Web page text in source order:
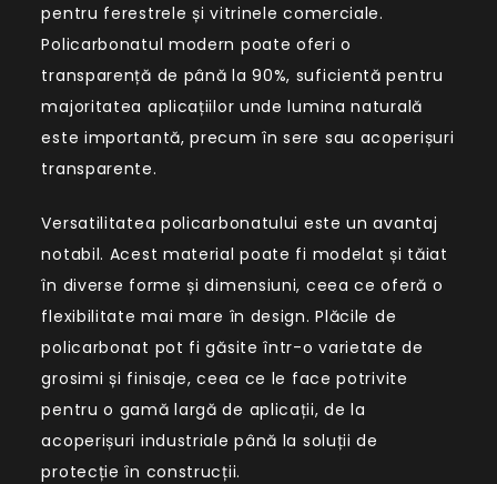
pentru ferestrele și vitrinele comerciale.
Policarbonatul modern poate oferi o
transparență de până la 90%, suficientă pentru
majoritatea aplicațiilor unde lumina naturală
este importantă, precum în sere sau acoperișuri
transparente.
Versatilitatea policarbonatului este un avantaj
notabil. Acest material poate fi modelat și tăiat
în diverse forme și dimensiuni, ceea ce oferă o
flexibilitate mai mare în design. Plăcile de
policarbonat pot fi găsite într-o varietate de
grosimi și finisaje, ceea ce le face potrivite
pentru o gamă largă de aplicații, de la
acoperișuri industriale până la soluții de
protecție în construcții.